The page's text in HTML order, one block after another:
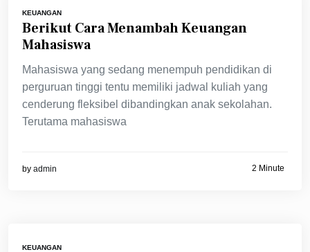
KEUANGAN
Berikut Cara Menambah Keuangan
Mahasiswa
Mahasiswa yang sedang menempuh pendidikan di
perguruan tinggi tentu memiliki jadwal kuliah yang
cenderung fleksibel dibandingkan anak sekolahan.
Terutama mahasiswa
by admin 2 Minute
KEUANGAN